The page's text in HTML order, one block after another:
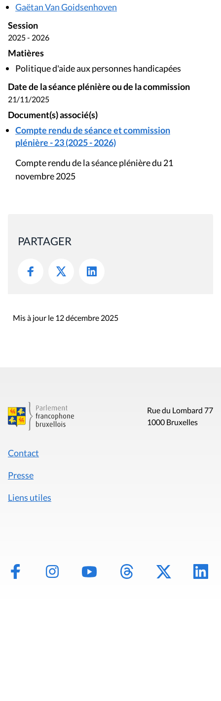
Gaëtan Van Goidsenhoven
Session
2025 - 2026
Matières
Politique d'aide aux personnes handicapées
Date de la séance plénière ou de la commission
21/11/2025
Document(s) associé(s)
Compte rendu de séance et commission
plénière - 23 (2025 - 2026)
Compte rendu de la séance plénière du 21
novembre 2025
PARTAGER
Mis à jour le 12 décembre 2025
Rue du Lombard 77
1000 Bruxelles
Contact
Presse
Liens utiles